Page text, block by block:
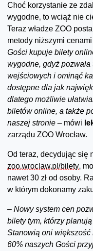
Choć korzystanie ze
wygodne, to wciąż nie
Teraz władze ZOO
metody niższymi
Gości kupuje bilety
wygodne, gdyż
wejściowych i ominąć
dostępne dla jak
dlatego możliwie
biletów online, a także
naszej stronie – mówi
zarządu ZOO Wrocław.
Od teraz, decydując się
zoo.wroclaw.pl/bilety,
nawet 30 zł od osoby.
w którym dokonamy
– Nowy system cen
bilety tym, którzy
Stanowią oni
60% naszych Gości